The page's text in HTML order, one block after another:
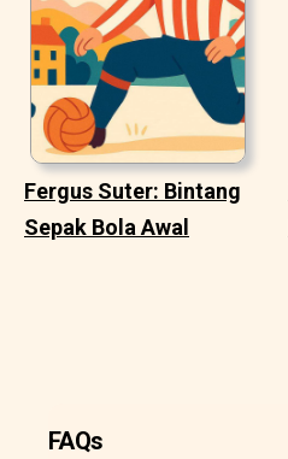
Fergus Suter: Bintang
Sepak Bola Awal
FAQs